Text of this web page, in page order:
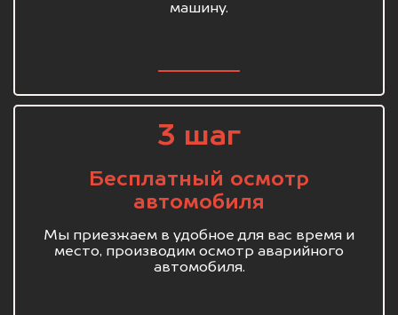
машину.
3 шаг
Бесплатный осмотр
автомобиля
Мы приезжаем в удобное для вас время и
место, производим осмотр аварийного
автомобиля.